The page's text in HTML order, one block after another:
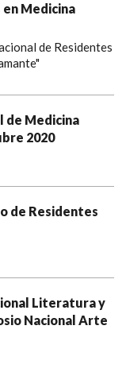
Medicina
de Residentes
de Medicina
2020
de Residentes
Literatura y
Nacional Arte